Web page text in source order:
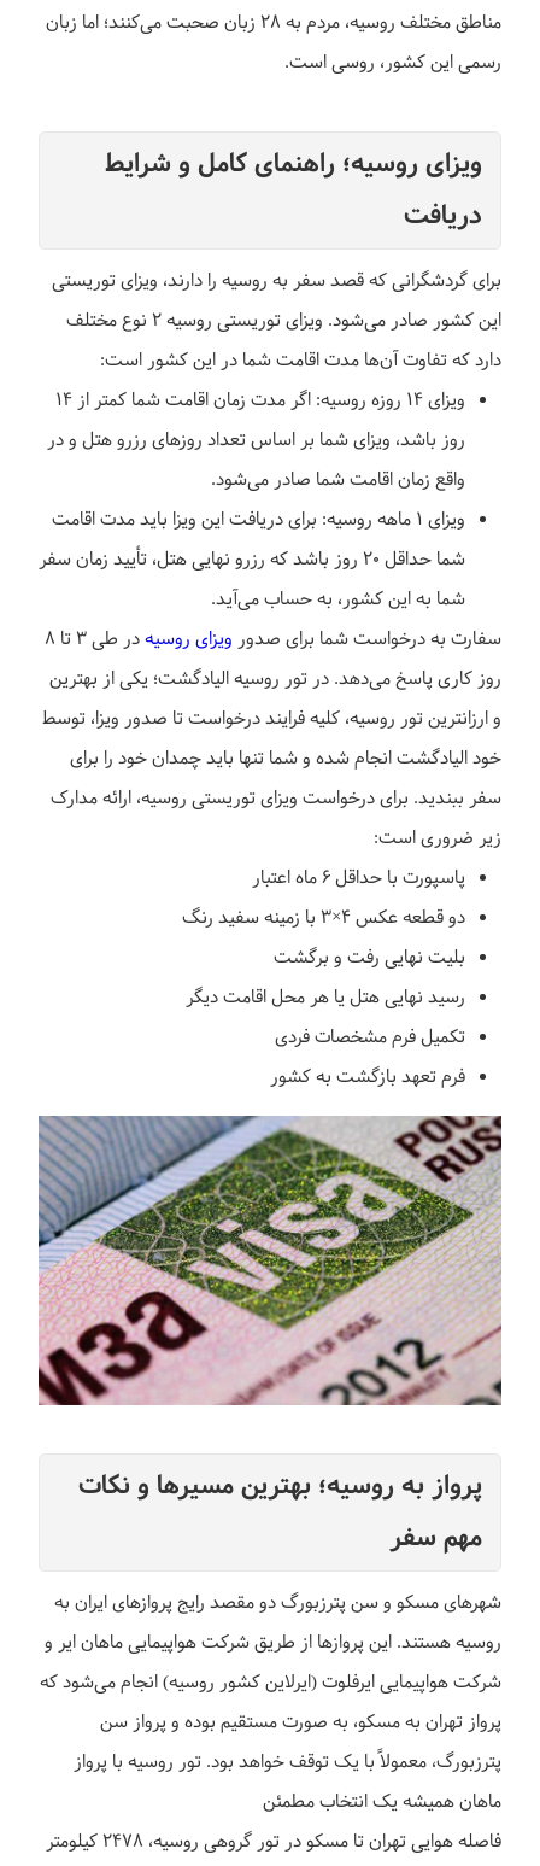
مناطق مختلف روسیه، مردم به ۲۸ زبان صحبت می‌کنند؛ اما زبان
رسمی این کشور، روسی است.
ویزای روسیه؛ راهنمای کامل و شرایط
دریافت
برای گردشگرانی که قصد سفر به روسیه را دارند، ویزای توریستی
این کشور صادر می‌شود. ویزای توریستی روسیه ۲ نوع مختلف
دارد که تفاوت آن‌ها مدت اقامت شما در این کشور است:
ویزای ۱۴ روزه روسیه: اگر مدت زمان اقامت شما کمتر از ۱۴
روز باشد، ویزای شما بر اساس تعداد روزهای رزرو هتل و در
واقع زمان اقامت شما صادر می‌شود.
ویزای ۱ ماهه روسیه: برای دریافت این ویزا باید مدت اقامت
شما حداقل ۲۰ روز باشد که رزرو نهایی هتل، تأیید زمان سفر
شما به این کشور، به حساب می‌آید.
سفارت به درخواست شما برای صدور ویزای روسیه
در طی ۳ تا ۸
روز کاری پاسخ می‌دهد. در تور روسیه الیادگشت؛ یکی از بهترین
و ارزانترین تور روسیه، کلیه فرایند درخواست تا صدور ویزا، توسط
خود الیادگشت انجام شده و شما تنها باید چمدان خود را برای
سفر ببندید. برای درخواست ویزای توریستی روسیه، ارائه مدارک
زیر ضروری است:
پاسپورت با حداقل ۶ ماه اعتبار
دو قطعه عکس ۴×۳ با زمینه سفید رنگ
بلیت نهایی رفت و برگشت
رسید نهایی هتل یا هر محل اقامت دیگر
تکمیل فرم مشخصات فردی
فرم تعهد بازگشت به کشور
پرواز به روسیه؛ بهترین مسیرها و نکات
مهم سفر
شهرهای مسکو و سن پترزبورگ دو مقصد رایج پروازهای ایران به
روسیه هستند. این پروازها از طریق شرکت هواپیمایی ماهان ایر و
شرکت هواپیمایی ایرفلوت (ایرلاین کشور روسیه) انجام می‌شود که
پرواز تهران به مسکو، به صورت مستقیم بوده و پرواز سن
پترزبورگ، معمولاً با یک توقف خواهد بود. تور روسیه با پرواز
ماهان همیشه یک انتخاب مطمئن
فاصله هوایی تهران تا مسکو در تور گروهی روسیه، ۲۴۷۸ کیلومتر